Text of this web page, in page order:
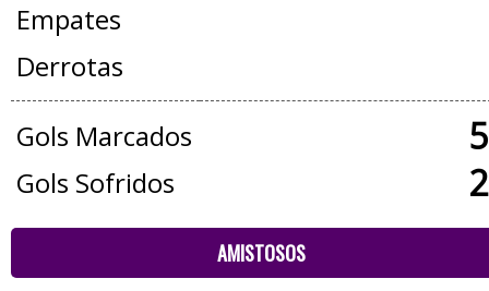
Empates
Derrotas
Gols Marcados
Gols Sofridos
AMISTOSOS